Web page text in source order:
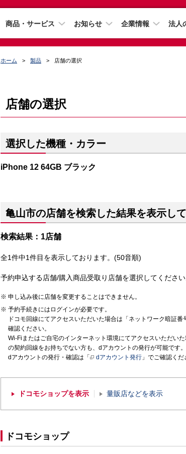
商品・サービス お知らせ 企業情報 法人
ホーム 製品 店舗の選択
店舗の選択
選択した機種・カラー
iPhone 12 64GB ブラック
亀山市の店舗を検索した結果を表示し
検索結果：1店舗
全1件中1件目を表示しております。(50音順)
予約申込する店舗/購入商品受取り店舗を選択してください
申し込み後に店舗を変更することはできません。
予約手続きにはログインが必要です。
ドコモ回線にてアクセスいただいた場合は「ネットワーク暗証
確認ください。
Wi-Fiまたはご自宅のインターネット環境にてアクセスいただい
の契約回線をお持ちでない方も、dアカウントの発行が可能です。
dアカウントの発行・確認は「
dアカウント発行 」でご確認くだ
ドコモショップを表示 量販店などを表示
ドコモショップ